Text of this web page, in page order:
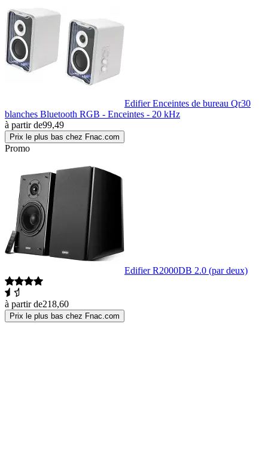
Edifier Enceintes de bureau Qr30
blanches Bluetooth RGB - Enceintes - 20 kHz
à partir de99,49
Prix le plus bas chez Fnac.com
Promo
Edifier R2000DB 2.0 (par deux)
à partir de218,60
Prix le plus bas chez Fnac.com